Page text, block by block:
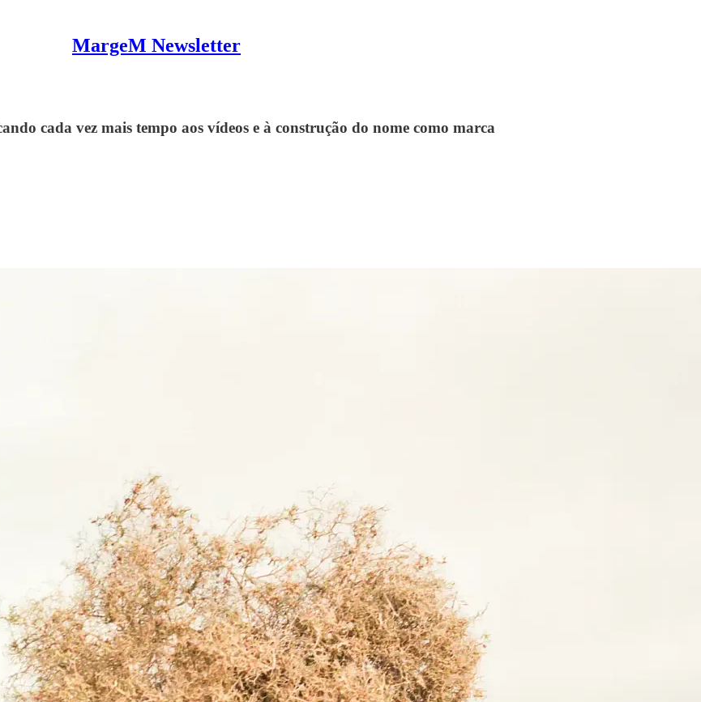
MargeM Newsletter
cada vez mais tempo aos vídeos e à construção do nome como marca